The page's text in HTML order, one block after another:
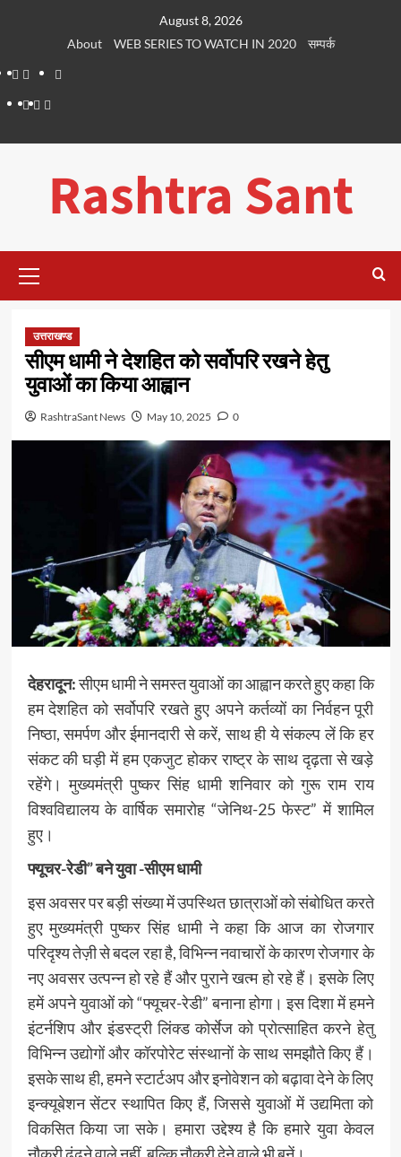
August 8, 2026
About
WEB SERIES TO WATCH IN 2020
सम्पर्क
About
WEB
SERIES
Dehradun
LifePlaces
सम्पर्क
Rashtra Sant
Menu
उत्तराखण्ड
सीएम धामी ने देशहित को सर्वोपरि रखने हेतु
युवाओं का किया आह्वान
RashtraSant News May 10, 2025 0
देहरादून:सीएम धामी ने समस्त युवाओं का आह्वान करते हुए कहा कि
हम देशहित को सर्वोपरि रखते हुए अपने कर्तव्यों का निर्वहन पूरी
निष्ठा, समर्पण और ईमानदारी से करें, साथ ही ये संकल्प लें कि हर
संकट की घड़ी में हम एकजुट होकर राष्ट्र के साथ दृढ़ता से खड़े
रहेंगे। मुख्यमंत्री पुष्कर सिंह धामी शनिवार को गुरू राम राय
विश्वविद्यालय के वार्षिक समारोह “जेनिथ-25 फेस्ट” में शामिल
हुए।
फ्यूचर-रेडी” बने युवा -सीएम धामी
इस अवसर पर बड़ी संख्या में उपस्थित छात्राओं को संबोधित करते
हुए मुख्यमंत्री पुष्कर सिंह धामी ने कहा कि आज का रोजगार
परिदृश्य तेज़ी से बदल रहा है, विभिन्न नवाचारों के कारण रोजगार के
नए अवसर उत्पन्न हो रहे हैं और पुराने खत्म हो रहे हैं। इसके लिए
हमें अपने युवाओं को “फ्यूचर-रेडी” बनाना होगा। इस दिशा में हमने
इंटर्नशिप और इंडस्ट्री लिंक्ड कोर्सेज को प्रोत्साहित करने हेतु
विभिन्न उद्योगों और कॉरपोरेट संस्थानों के साथ समझौते किए हैं।
इसके साथ ही, हमने स्टार्टअप और इनोवेशन को बढ़ावा देने के लिए
इन्क्यूबेशन सेंटर स्थापित किए हैं, जिससे युवाओं में उद्यमिता को
विकसित किया जा सके। हमारा उद्देश्य है कि हमारे युवा केवल